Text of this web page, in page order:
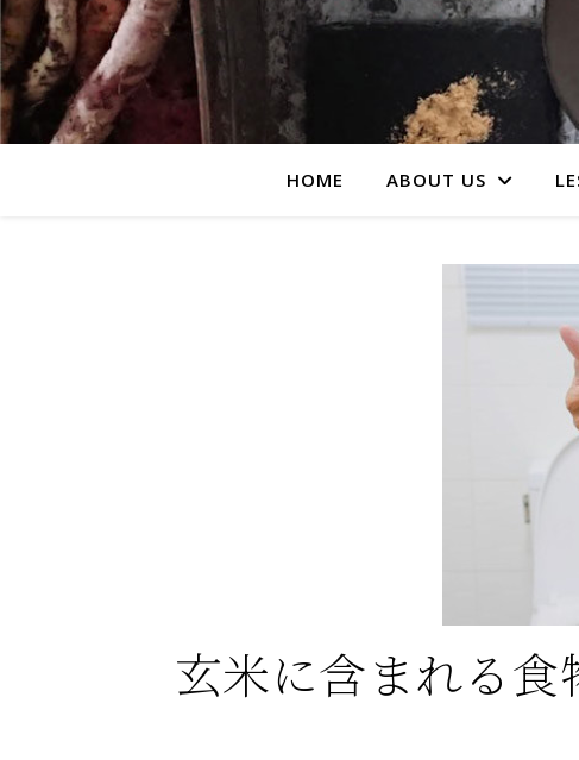
HOME ABOUT US
玄米に含まれる